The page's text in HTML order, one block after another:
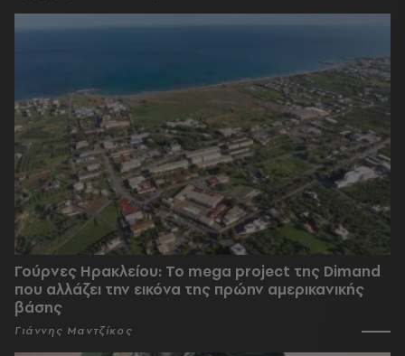
Γούρνες Ηρακλείου: To mega project της Dimand
που αλλάζει την εικόνα της πρώην αμερικανικής
βάσης
Γιάννης Μαντζίκος